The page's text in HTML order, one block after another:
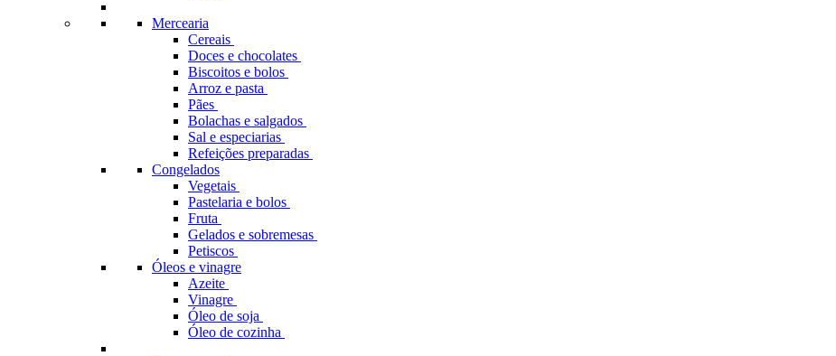
Mercearia
Cereais
Doces e chocolates
Biscoitos e bolos
Arroz e pasta
Pães
Bolachas e salgados
Sal e especiarias
Refeições preparadas
Congelados
Vegetais
Pastelaria e bolos
Fruta
Gelados e sobremesas
Petiscos
Óleos e vinagre
Azeite
Vinagre
Óleo de soja
Óleo de cozinha